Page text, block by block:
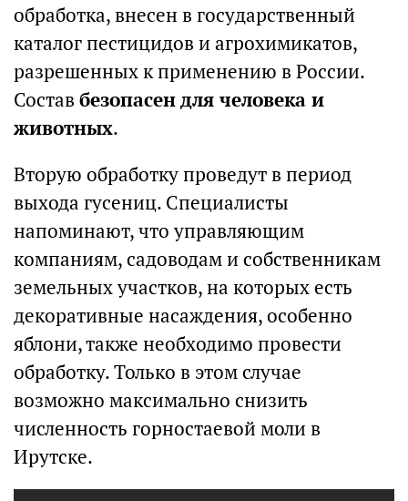
обработка, внесен в государственный
каталог пестицидов и агрохимикатов,
разрешенных к применению в России.
Состав безопасен для человека и
животных.
Вторую обработку проведут в период
выхода гусениц. Специалисты
напоминают, что управляющим
компаниям, садоводам и собственникам
земельных участков, на которых есть
декоративные насаждения, особенно
яблони, также необходимо провести
обработку. Только в этом случае
возможно максимально снизить
численность горностаевой моли в
Ирутске.